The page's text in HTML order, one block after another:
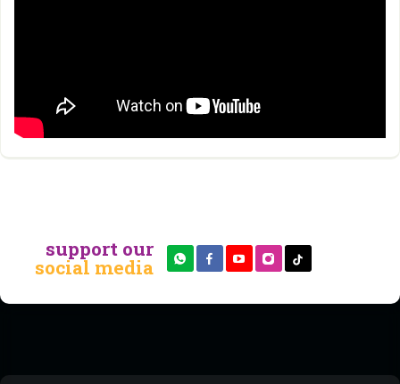
support our
social media